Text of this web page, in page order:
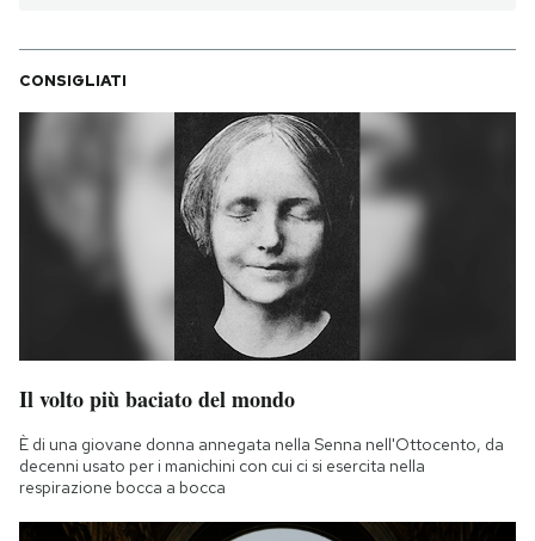
CONSIGLIATI
Il volto più baciato del mondo
È di una giovane donna annegata nella Senna nell'Ottocento, da
decenni usato per i manichini con cui ci si esercita nella
respirazione bocca a bocca